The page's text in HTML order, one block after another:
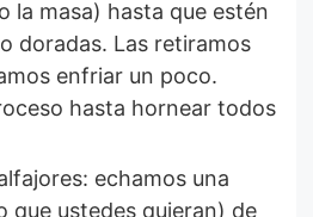
la masa) hasta que estén
doradas. Las retiramos
enfriar un poco.
hasta hornear todos
echamos una
que ustedes quieran) de